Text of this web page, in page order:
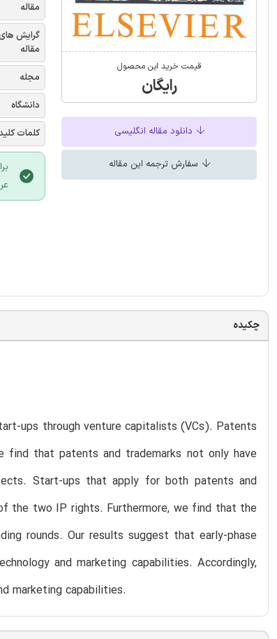
قیمت خرید این محصول
رایگان
دانلود مقاله انگلیسی
سفارش ترجمه این مقاله
مقاله
گرایش
مقاله
مجله
دانشگاه
کلمات
چکیده
ups through venture capitalists (VCs). Patents
find that patents and trademarks not only have
Start-ups that apply for both patents and
the two IP rights. Furthermore, we find that the
rounds. Our results suggest that early-phase
and marketing capabilities. Accordingly,
marketing capabilities.